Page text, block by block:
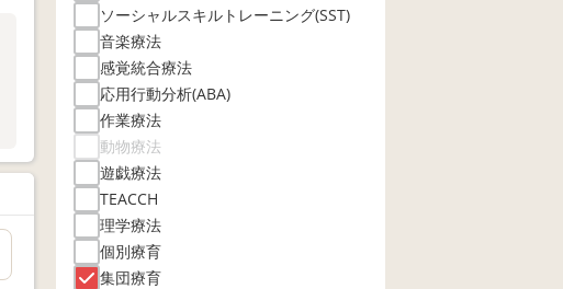
ソーシャルスキルトレーニング(SST)
音楽療法
感覚統合療法
応用行動分析(ABA)
作業療法
動物療法
遊戯療法
TEACCH
理学療法
個別療育
集団療育